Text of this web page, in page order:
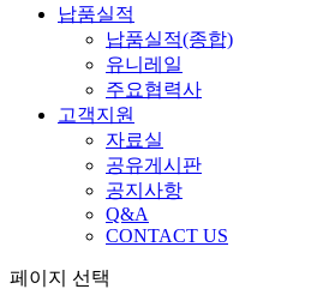
납품실적
납품실적(종합)
유니레일
주요협력사
고객지원
자료실
공유게시판
공지사항
Q&A
CONTACT US
페이지 선택